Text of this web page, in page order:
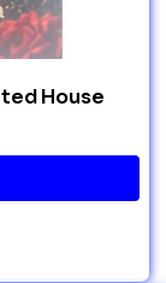
House